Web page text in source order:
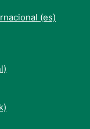
‎(es)‎